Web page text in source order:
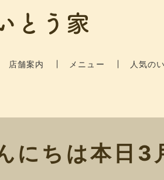
店舗案内 メニュー 人気の
にちは本日3